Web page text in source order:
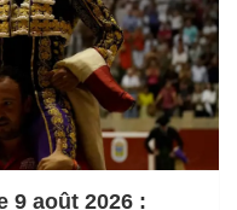
9 août 2026 :